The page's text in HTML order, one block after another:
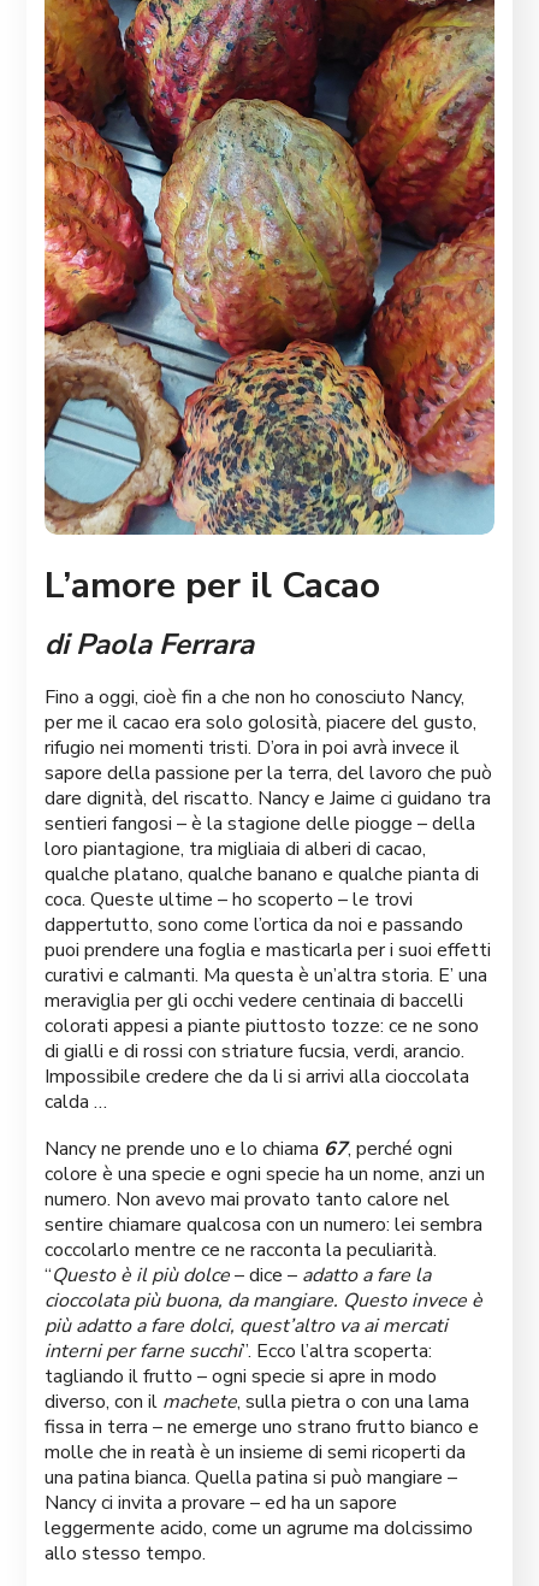
L’amore per il Cacao
di Paola Ferrara
Fino a oggi, cioè fin a che non ho conosciuto Nancy,
per me il cacao era solo golosità, piacere del gusto,
rifugio nei momenti tristi. D’ora in poi avrà invece il
sapore della passione per la terra, del lavoro che può
dare dignità, del riscatto. Nancy e Jaime ci guidano tra
sentieri fangosi – è la stagione delle piogge – della
loro piantagione, tra migliaia di alberi di cacao,
qualche platano, qualche banano e qualche pianta di
coca. Queste ultime – ho scoperto – le trovi
dappertutto, sono come l’ortica da noi e passando
puoi prendere una foglia e masticarla per i suoi effetti
curativi e calmanti. Ma questa è un’altra storia. E’ una
meraviglia per gli occhi vedere centinaia di baccelli
colorati appesi a piante piuttosto tozze: ce ne sono
di gialli e di rossi con striature fucsia, verdi, arancio.
Impossibile credere che da li si arrivi alla cioccolata
calda …
Nancy ne prende uno e lo chiama 67, perché ogni
colore è una specie e ogni specie ha un nome, anzi un
numero. Non avevo mai provato tanto calore nel
sentire chiamare qualcosa con un numero: lei sembra
coccolarlo mentre ce ne racconta la peculiarità.
“Questo è il più dolce– dice – adatto a fare la
cioccolata più buona, da mangiare. Questo invece è
più adatto a fare dolci, quest’altro va ai mercati
interni per farne succhi”. Ecco l’altra scoperta:
tagliando il frutto – ogni specie si apre in modo
diverso, con il machete, sulla pietra o con una lama
fissa in terra – ne emerge uno strano frutto bianco e
molle che in reatà è un insieme di semi ricoperti da
una patina bianca. Quella patina si può mangiare –
Nancy ci invita a provare – ed ha un sapore
leggermente acido, come un agrume ma dolcissimo
allo stesso tempo.